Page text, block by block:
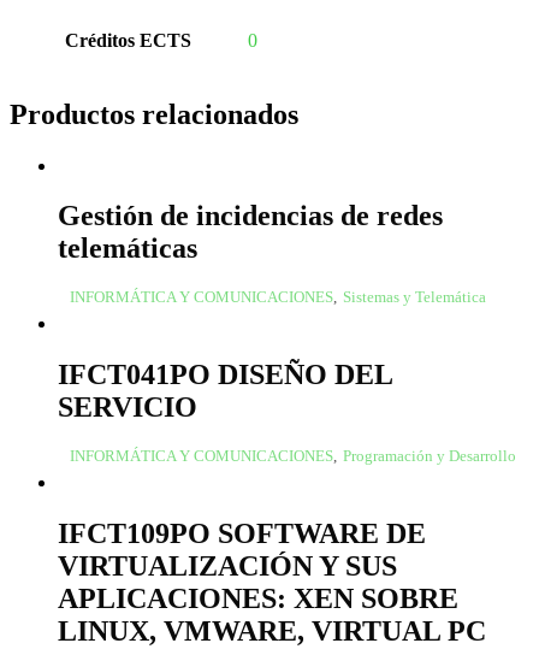
Créditos ECTS 0
Productos relacionados
Gestión de incidencias de redes
telemáticas
INFORMÁTICA Y COMUNICACIONES, Sistemas y Telemática
IFCT041PO DISEÑO DEL
SERVICIO
INFORMÁTICA Y COMUNICACIONES, Programación y Desarrollo
IFCT109PO SOFTWARE DE
VIRTUALIZACIÓN Y SUS
APLICACIONES: XEN SOBRE
LINUX, VMWARE, VIRTUAL PC